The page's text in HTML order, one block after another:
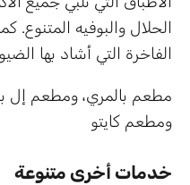
الحلال والبوفيه المتنوع.
الفاخرة التي أشاد بها
مطعم بالمري، ومطعم إل
ومطعم كايتو
خدمات أخرى متنوعة